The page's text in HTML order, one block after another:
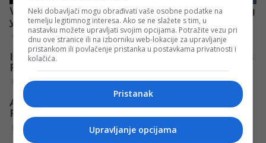
Neki dobavljači mogu obrađivati vaše osobne podatke na
temelju legitimnog interesa. Ako se ne slažete s tim, u
nastavku možete upravljati svojim opcijama. Potražite vezu pri
dnu ove stranice ili na izborniku web-lokacije za upravljanje
pristankom ili povlačenje pristanka u postavkama privatnosti i
kolačića.
Pristanak
Upravljanje opcijama